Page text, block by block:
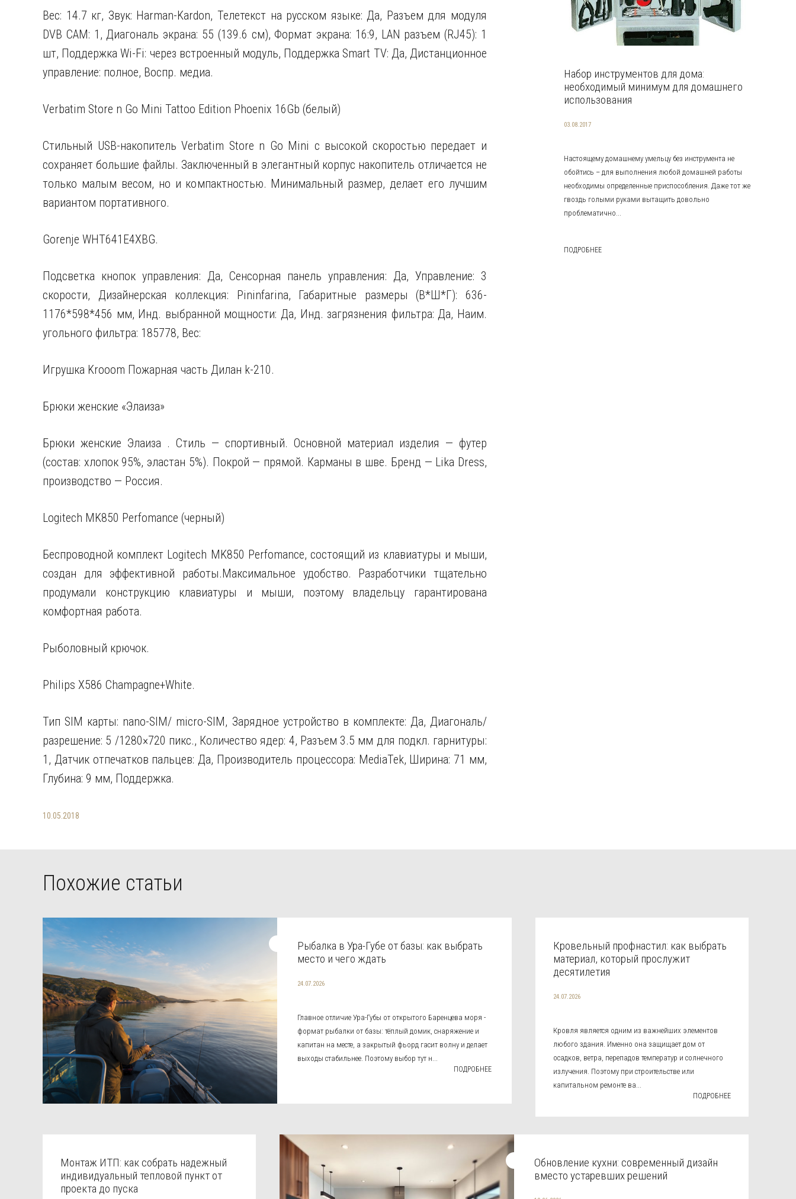
Вес: 14.7 кг, Звук: Harman-Kardon, Телетекст на русском языке: Да, Разъем для модуля
DVB CAM: 1, Диагональ экрана: 55 (139.6 см), Формат экрана: 16:9, LAN разъем (RJ45): 1
шт, Поддержка Wi-Fi: через встроенный модуль, Поддержка Smart TV: Да, Дистанционное
управление: полное, Воспр. медиа.
Verbatim Store n Go Mini Tattoo Edition Phoenix 16Gb (белый)
Стильный USB-накопитель Verbatim Store n Go Mini с высокой скоростью передает и
сохраняет большие файлы. Заключенный в элегантный корпус накопитель отличается не
только малым весом, но и компактностью. Минимальный размер, делает его лучшим
вариантом портативного.
Gorenje WHT641E4XBG.
Подсветка кнопок управления: Да, Сенсорная панель управления: Да, Управление: 3
скорости, Дизайнерская коллекция: Pininfarina, Габаритные размеры (В*Ш*Г): 636-
1176*598*456 мм, Инд. выбранной мощности: Да, Инд. загрязнения фильтра: Да, Наим.
угольного фильтра: 185778, Вес:
Игрушка Krooom Пожарная часть Дилан k-210.
Брюки женские «Элаиза»
Брюки женские Элаиза . Стиль — спортивный. Основной материал изделия — футер
(состав: хлопок 95%, эластан 5%). Покрой — прямой. Карманы в шве. Бренд — Lika Dress,
производство — Россия.
Logitech MK850 Perfomance (черный)
Беспроводной комплект Logitech MK850 Perfomance, состоящий из клавиатуры и мыши,
создан для эффективной работы.Максимальное удобство. Разработчики тщательно
продумали конструкцию клавиатуры и мыши, поэтому владельцу гарантирована
комфортная работа.
Рыболовный крючок.
Philips X586 Champagne+White.
Тип SIM карты: nano-SIM/ micro-SIM, Зарядное устройство в комплекте: Да, Диагональ/
разрешение: 5 /1280×720 пикс., Количество ядер: 4, Разъем 3.5 мм для подкл. гарнитуры:
1, Датчик отпечатков пальцев: Да, Производитель процессора: MediaTek, Ширина: 71 мм,
Глубина: 9 мм, Поддержка.
10.05.2018
Набор инструментов для дома:
необходимый минимум для домашнего
использования
03.08.2017
Настоящему домашнему умельцу без инструмента не
обойтись – для выполнения любой домашней работы
необходимы определенные приспособления. Даже тот же
гвоздь голыми руками вытащить довольно
проблематично...
ПОДРОБНЕЕ
Похожие статьи
Рыбалка в Ура-Губе от базы: как выбрать
место и чего ждать
24.07.2026
Главное отличие Ура-Губы от открытого Баренцева моря -
формат рыбалки от базы: тёплый домик, снаряжение и
капитан на месте, а закрытый фьорд гасит волну и делает
выходы стабильнее. Поэтому выбор тут н...
ПОДРОБНЕЕ
Кровельный профнастил: как выбрать
материал, который прослужит
десятилетия
24.07.2026
Кровля является одним из важнейших элементов
любого здания. Именно она защищает дом от
осадков, ветра, перепадов температур и солнечного
излучения. Поэтому при строительстве или
капитальном ремонте ва...
ПОДРОБНЕЕ
Монтаж ИТП: как собрать надежный
индивидуальный тепловой пункт от
проекта до пуска
Обновление кухни: современный дизайн
вместо устаревших решений